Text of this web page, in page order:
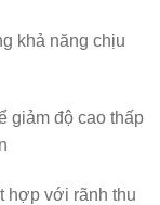
khả năng chịu
giảm độ cao thấp
hợp với rãnh thu